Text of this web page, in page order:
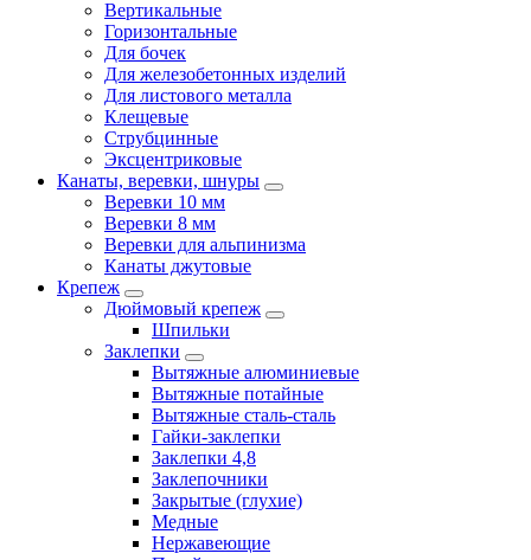
Вертикальные
Горизонтальные
Для бочек
Для железобетонных изделий
Для листового металла
Клещевые
Струбцинные
Эксцентриковые
Канаты, веревки, шнуры
Веревки 10 мм
Веревки 8 мм
Веревки для альпинизма
Канаты джутовые
Крепеж
Дюймовый крепеж
Шпильки
Заклепки
Вытяжные алюминиевые
Вытяжные потайные
Вытяжные сталь-сталь
Гайки-заклепки
Заклепки 4,8
Заклепочники
Закрытые (глухие)
Медные
Нержавеющие